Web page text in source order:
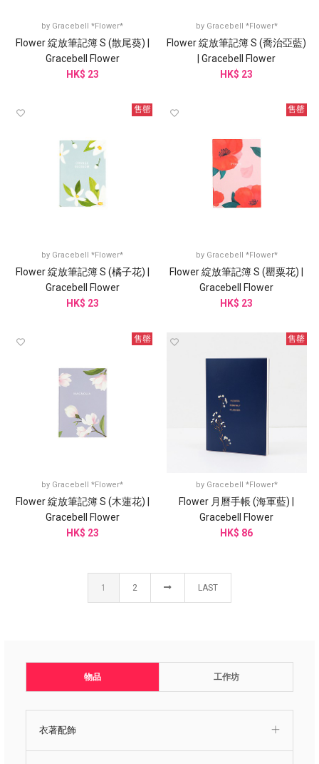
物品 工作坊
衣著配飾
by Gracebell *Flower*
Flower 綻放筆記簿 S (散尾葵) |
Gracebell Flower
HK$ 23
by Gracebell *Flower*
Flower 綻放筆記簿 S (喬治亞藍)
| Gracebell Flower
HK$ 23
售罄
by Gracebell *Flower*
Flower 綻放筆記簿 S (橘子花) |
Gracebell Flower
HK$ 23
售罄
by Gracebell *Flower*
Flower 綻放筆記簿 S (罌粟花) |
Gracebell Flower
HK$ 23
售罄
by Gracebell *Flower*
Flower 綻放筆記簿 S (木蓮花) |
Gracebell Flower
HK$ 23
售罄
by Gracebell *Flower*
Flower 月曆手帳 (海軍藍) |
Gracebell Flower
HK$ 86
1 2 LAST